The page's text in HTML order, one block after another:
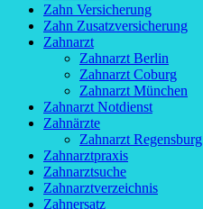
Zahn Versicherung
Zahn Zusatzversicherung
Zahnarzt
Zahnarzt Berlin
Zahnarzt Coburg
Zahnarzt München
Zahnarzt Notdienst
Zahnärzte
Zahnarzt Regensburg
Zahnarztpraxis
Zahnarztsuche
Zahnarztverzeichnis
Zahnersatz